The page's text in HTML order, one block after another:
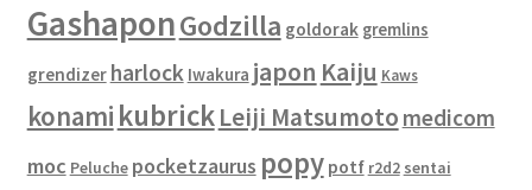
GashaponGodzilla goldorak gremlins
grendizer harlock Iwakura japon Kaiju Kaws
konami kubrickLeiji Matsumoto medicom
moc Peluche pocketzaurus popy potf r2d2 sentai